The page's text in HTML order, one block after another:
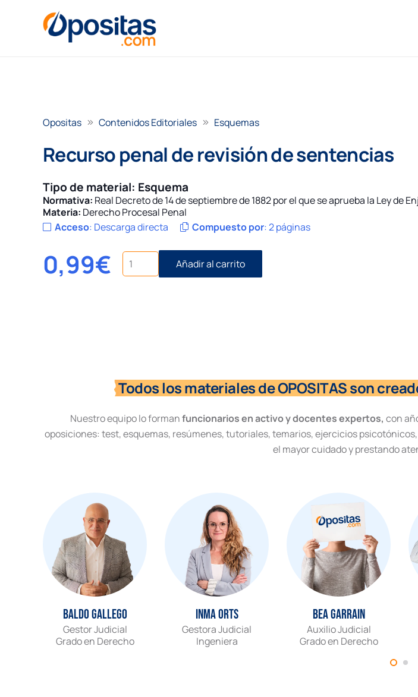
Opositas Contenidos Editoriales Esquemas
Recurso penal de revisión de sentencias
Tipo de material: Esquema
Normativa: Real Decreto de 14 de septiembre de 1882 por el que se aprueba la Ley de
Materia: Derecho Procesal Penal
Acceso: Descarga directa Compuesto por:2 páginas
0,99€
Recurso
penal
de
Añadir al carrito
Todos los materiales de OPOSITAS son
Nuestro equipo lo formanfuncionarios en activo y docentes expertos, con
oposiciones: test, esquemas, resúmenes, tutoriales, temarios, ejercicios
el mayor cuidado y prestando
Baldo Gallego
Gestor Judicial
Grado en Derecho
Inma Orts
Gestora Judicial
Ingeniera
Bea Garrain
Auxilio Judicial
Grado en Derecho